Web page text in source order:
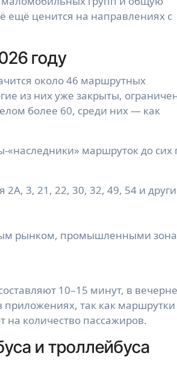
ещё ценится на направлениях с
году
около 46 маршрутных
из них уже закрыты,
более 60, среди них — как
маршруток до сих
3, 21, 22, 30, 32, 49, 54 и
рынком, промышленными
10–15 минут, в
так как
на количество пассажиров.
и троллейбуса